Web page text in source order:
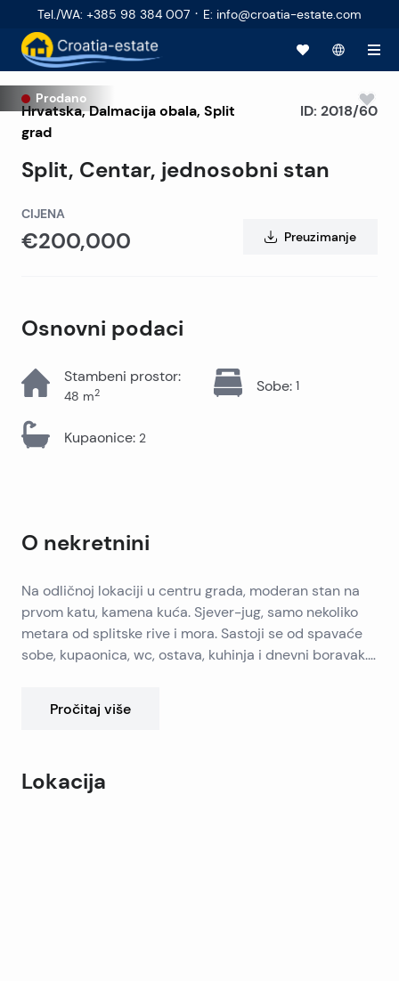
Tel./WA: +385 98 384 007 · E: info@croatia-estate.com
Prodano
Hrvatska,Dalmacija obala, Split
grad
Split, Centar, jednosobni stan
ID: 2018/60
CIJENA
€200,000 Preuzimanje
Osnovni podaci
Stambeni prostor:
48 m2 Sobe: 1
Kupaonice: 2
O nekretnini
Na odličnoj lokaciji u centru grada, moderan stan na
prvom katu, kamena kuća. Sjever-jug, samo nekoliko
metara od splitske rive i mora. Sastoji se od spavaće
sobe, kupaonica, wc, ostava, kuhinja i dnevni boravak.
Pročitaj više
Lokacija